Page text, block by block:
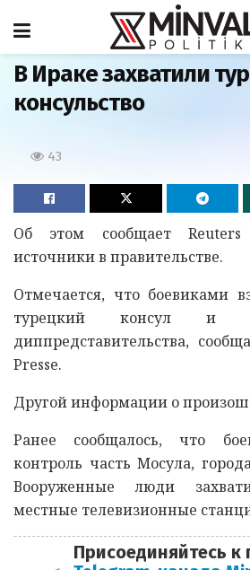
Главная
В Ираке захватили
консульство
43
Об этом сообщает
источники в правительстве.
Отмечается, что боевиками
турецкий консул и
диппредставительства,
Presse.
Другой информации о
Ранее сообщалось, что
контроль часть Мосула,
Вооруженные люди
местные телевизионные
Присоединяйтесь